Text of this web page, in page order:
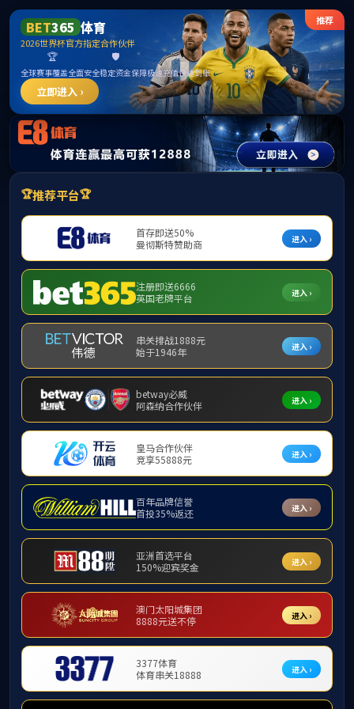
******
BETWAY·必威(西汉姆联)官方网站-West
Ham United
请输入验证码下载附件